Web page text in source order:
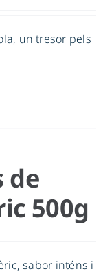
un tresor pels
de
500g
sabor inténs i